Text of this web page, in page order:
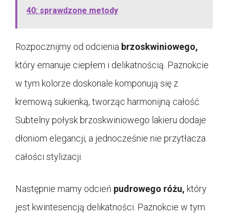
40: sprawdzone metody
Rozpocznijmy od odcienia brzoskwiniowego,
który emanuje ciepłem i delikatnością. Paznokcie
w tym kolorze doskonale komponują się z
kremową sukienką, tworząc harmonijną całość.
Subtelny połysk brzoskwiniowego lakieru dodaje
dłoniom elegancji, a jednocześnie nie przytłacza
całości stylizacji.
Następnie mamy odcień pudrowego różu, który
jest kwintesencją delikatności. Paznokcie w tym